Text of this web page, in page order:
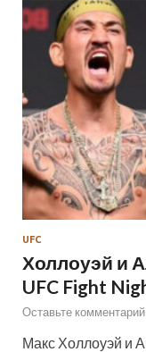
UFC
Холлоуэй и
UFC Fight
Оставьте комментарий
Макс Холлоуэй и